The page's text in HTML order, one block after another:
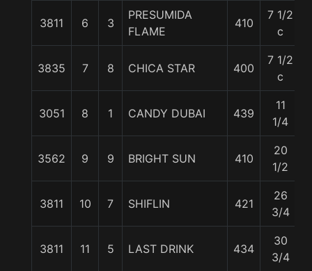
3811 6 3
PRESUMIDA
FLAME
410
7 1/2
c
3835 7 8 CHICA STAR 400
7 1/2
c
3051 8 1 CANDY DUBAI 439
11
1/4
3562 9 9 BRIGHT SUN 410
20
1/2
3811 10 7 SHIFLIN 421
26
3/4
3811 11 5 LAST DRINK 434
30
3/4